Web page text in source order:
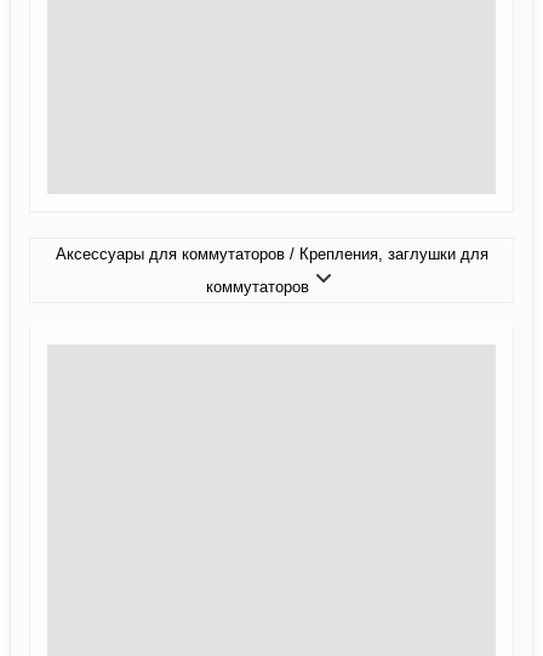
Аксессуары для коммутаторов / Крепления, заглушки для
коммутаторов